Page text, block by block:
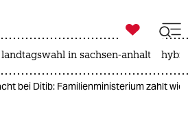
taz zahl ich
ich

taz zahl ich
landtagswahl in sachsen-anhalt
bei Ditib: Familienministerium zahlt